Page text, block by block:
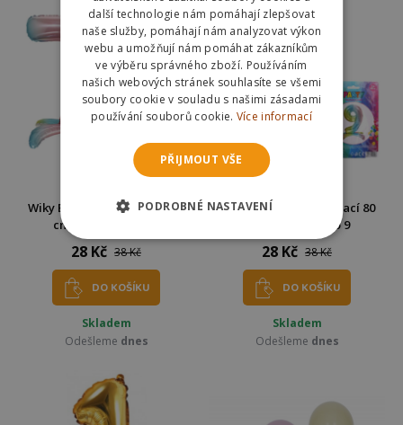
Wiky Balónek nafukovací 80
cm duhový - číslo 7
28 Kč 38 Kč
DO KOŠÍKU
Skladem
Odešleme dnes
Wiky Balónek nafukovací 80
cm duhový - číslo 9
28 Kč 38 Kč
DO KOŠÍKU
Skladem
Odešleme dnes
další technologie nám pomáhají zlepšovat
naše služby, pomáhají nám analyzovat výkon
webu a umožňují nám pomáhat zákazníkům
ve výběru správného zboží. Používáním
našich webových stránek souhlasíte se všemi
soubory cookie v souladu s našimi zásadami
používání souborů cookie. Více informací
PŘIJMOUT VŠE
PODROBNÉ NASTAVENÍ